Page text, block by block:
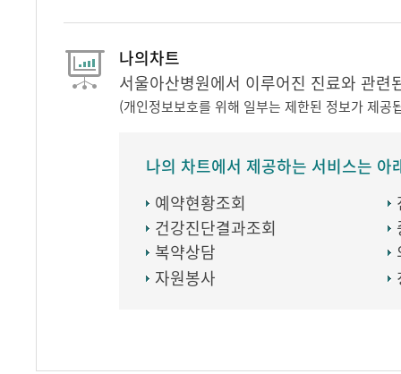
나의차트
서울아산병원에서 이루어진 진료와 관
(개인정보보호를 위해 일부는 제한된 정보가 제공
나의 차트에서 제공하는 서비스는 아
예약현황조회
건강진단결과조회
복약상담
자원봉사